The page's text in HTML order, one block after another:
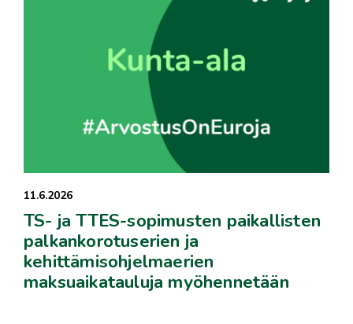
11.6.2026
TS- ja TTES-sopimusten paikallisten
palkankorotuserien ja
kehittämisohjelmaerien
maksuaikatauluja myöhennetään